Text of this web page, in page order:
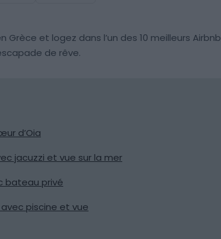
et logez dans l’un des 10 meilleurs Airbnb
de rêve.
d’Oia
jacuzzi et vue sur la mer
bateau privé
piscine et vue